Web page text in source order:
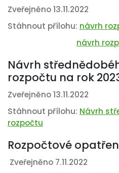
Zveřejněno 13.11.2022
Stáhnout přílohu: návrh
návrh
Návrh
rozpočtu na rok
Zveřejněno 13.11.2022
Stáhnout přílohu: Návrh
rozpočtu
Rozpočtové
Zveřejněno 7.11.2022